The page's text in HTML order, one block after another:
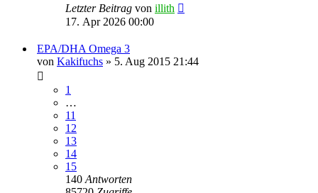
Letzter Beitrag von illith
17. Apr 2026 00:00
EPA/DHA Omega 3
von Kakifuchs » 5. Aug 2015 21:44
1
…
11
12
13
14
15
140 Antworten